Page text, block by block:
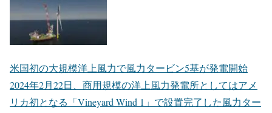
米国初の大規模洋上風力で風力タービン5基が発電開始
2024年2月22日、商用規模の洋上風力発電所としてはアメ
リカ初となる「Vineyard Wind 1」で設置完了した風力ター